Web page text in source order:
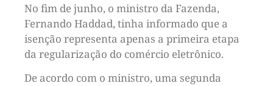
No fim de junho, o ministro da Fazenda,
Fernando Haddad, tinha informado que a
isenção representa apenas a primeira etapa
da regularização do comércio eletrônico.
De acordo com o ministro, uma segunda